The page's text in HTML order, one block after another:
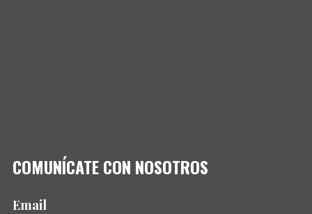
COMUNÍCATE CON NOSOTROS
Email